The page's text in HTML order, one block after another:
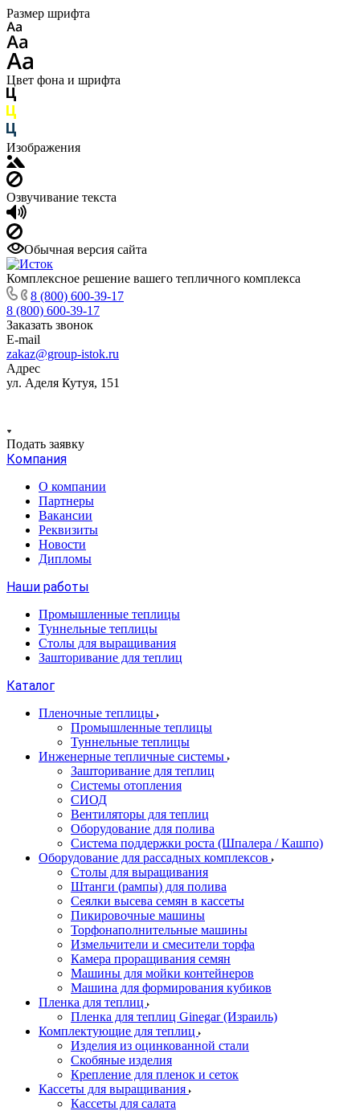
Размер шрифта
Цвет фона и шрифта
Изображения
Озвучивание текста
Обычная версия сайта
Комплексное решение вашего тепличного комплекса
8 (800) 600-39-17
8 (800) 600-39-17
Заказать звонок
E-mail
zakaz@group-istok.ru
Адрес
ул. Аделя Кутуя, 151
Подать заявку
Компания
О компании
Партнеры
Вакансии
Реквизиты
Новости
Дипломы
Наши работы
Промышленные теплицы
Туннельные теплицы
Столы для выращивания
Зашторивание для теплиц
Каталог
Пленочные теплицы
Промышленные теплицы
Туннельные теплицы
Инженерные тепличные системы
Зашторивание для теплиц
Системы отопления
СИОД
Вентиляторы для теплиц
Оборудование для полива
Система поддержки роста (Шпалера / Кашпо)
Оборудование для рассадных комплексов
Столы для выращивания
Штанги (рампы) для полива
Сеялки высева семян в кассеты
Пикировочные машины
Торфонаполнительные машины
Измельчители и смесители торфа
Камера проращивания семян
Машины для мойки контейнеров
Машина для формирования кубиков
Пленка для теплиц
Пленка для теплиц Ginegar (Израиль)
Комплектующие для теплиц
Изделия из оцинкованной стали
Скобяные изделия
Крепление для пленок и сеток
Кассеты для выращивания
Кассеты для салата